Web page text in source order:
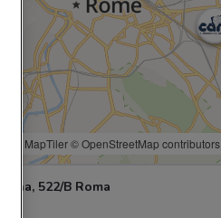
© MapTiler© OpenStreetMap contributors
522/B Roma